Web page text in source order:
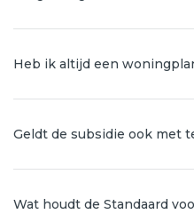
Heb ik altijd een
Geldt de subsidie ook met
Wat houdt de Standaard